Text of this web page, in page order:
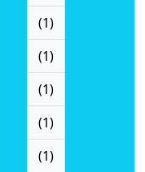
(1)
(1)
(1)
(1)
(1)